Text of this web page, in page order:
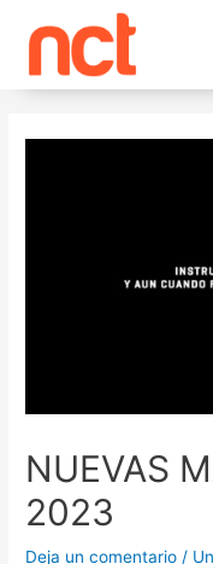
contenido
NUEVAS
2023
Deja un comentario /
Navegación
de
entradas